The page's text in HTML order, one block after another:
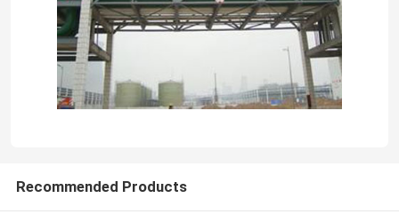
Recommended Products